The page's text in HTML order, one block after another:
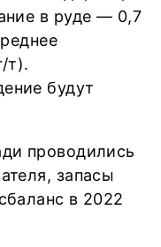
в руде — 0,7
т).
будут
проводились
запасы
в 2022